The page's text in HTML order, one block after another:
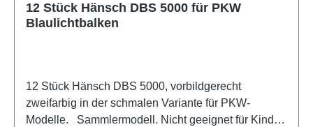
12 Stück Hänsch DBS 5000 für PKW
Blaulichtbalken
12 Stück Hänsch DBS 5000, vorbildgerecht
zweifarbig in der schmalen Variante für PKW-
Modelle. Sammlermodell. Nicht geeignet für Kinder